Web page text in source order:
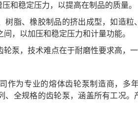
和稳定压力，以提高在制品的质量。
树脂、橡胶制品的挤出成型，如造
，以加压和稳定压力和计量功能。
轮泵，技术难点在于耐磨性要求高，
作为专业的熔体齿轮泵制造商，多
、全规格的齿轮泵，涵盖所有工况